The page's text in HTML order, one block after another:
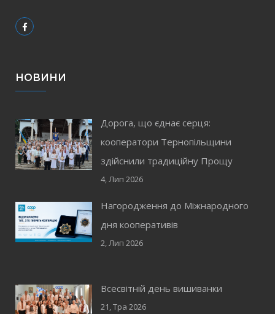
НОВИНИ
Дорога, що єднає серця:
кооператори Тернопільщини
здійснили традиційну Прощу
4, Лип 2026
Нагородження до Міжнародного
дня кооперативів
2, Лип 2026
Всесвітній день вишиванки
21, Тра 2026